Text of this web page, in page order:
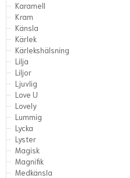
Karamell
Kram
Känsla
Kärlek
Kärlekshälsning
Lilja
Liljor
Ljuvlig
Love U
Lovely
Lummig
Lycka
Lyster
Magisk
Magnifik
Medkänsla